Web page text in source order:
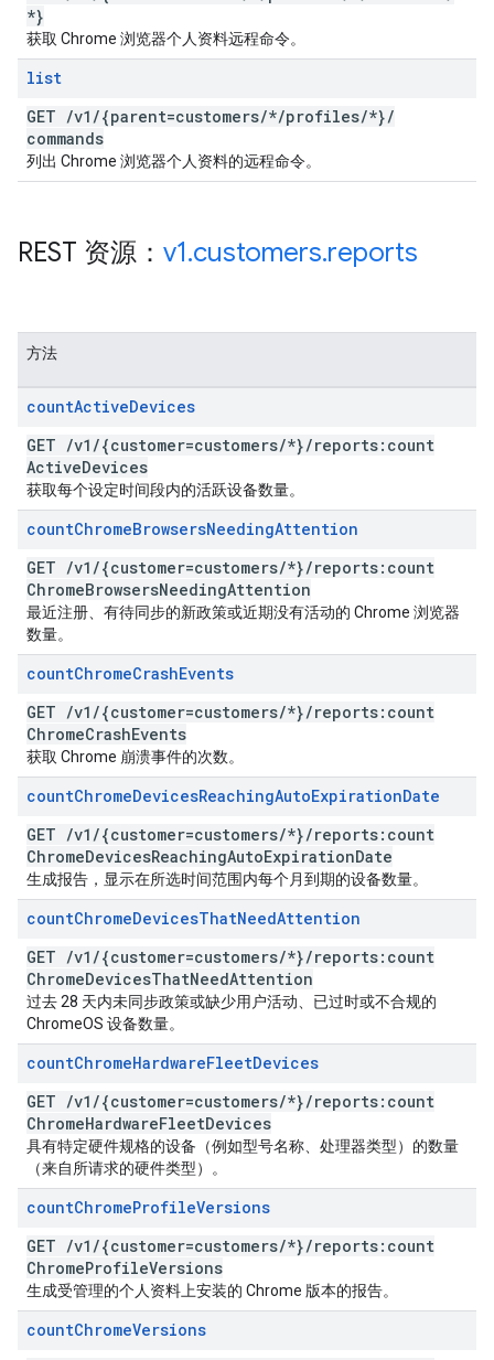
*}
获取 Chrome 浏览器个人资料远程命令。
list
GET /v1 /{parent=customers/*/profiles/*}/
commands
列出 Chrome 浏览器个人资料的远程命令。
REST 资源： v1.customers.reports
方法
countActiveDevices
GET /v1 /{customer=customers/*}/reports:count
ActiveDevices
获取每个设定时间段内的活跃设备数量。
countChromeBrowsersNeedingAttention
GET /v1 /{customer=customers/*}/reports:count
ChromeBrowsersNeedingAttention
最近注册、有待同步的新政策或近期没有活动的 Chrome 浏览器
数量。
countChromeCrashEvents
GET /v1 /{customer=customers/*}/reports:count
ChromeCrashEvents
获取 Chrome 崩溃事件的次数。
countChromeDevicesReachingAutoExpirationDate
GET /v1 /{customer=customers/*}/reports:count
ChromeDevicesReachingAutoExpirationDate
生成报告，显示在所选时间范围内每个月到期的设备数量。
countChromeDevicesThatNeedAttention
GET /v1 /{customer=customers/*}/reports:count
ChromeDevicesThatNeedAttention
过去 28 天内未同步政策或缺少用户活动、已过时或不合规的
ChromeOS 设备数量。
countChromeHardwareFleetDevices
GET /v1 /{customer=customers/*}/reports:count
ChromeHardwareFleetDevices
具有特定硬件规格的设备（例如型号名称、处理器类型）的数量
（来自所请求的硬件类型）。
countChromeProfileVersions
GET /v1 /{customer=customers/*}/reports:count
ChromeProfileVersions
生成受管理的个人资料上安装的 Chrome 版本的报告。
countChromeVersions